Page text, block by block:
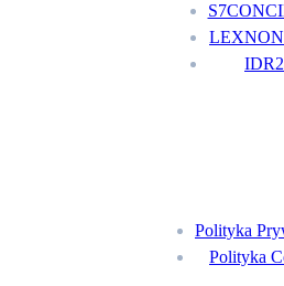
Polityka
Polityka